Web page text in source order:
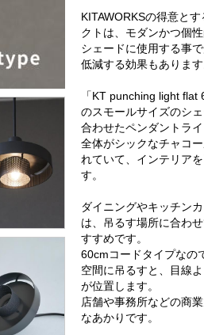
KITAWORKSの得意と
クトは、モダンかつ個
シェードに使用する事
低減する効果もあります
「KT punching light
のスモールサイズのシ
合わせたペンダントライ
全体がシックなチャコ
れていて、インテリア
す。
ダイニングやキッチン
は、吊るす場所に合わ
すすめです。
60cmコードタイプなの
空間に吊るすと、目線
が位置します。
店舗や事務所などの商
なあかりです。